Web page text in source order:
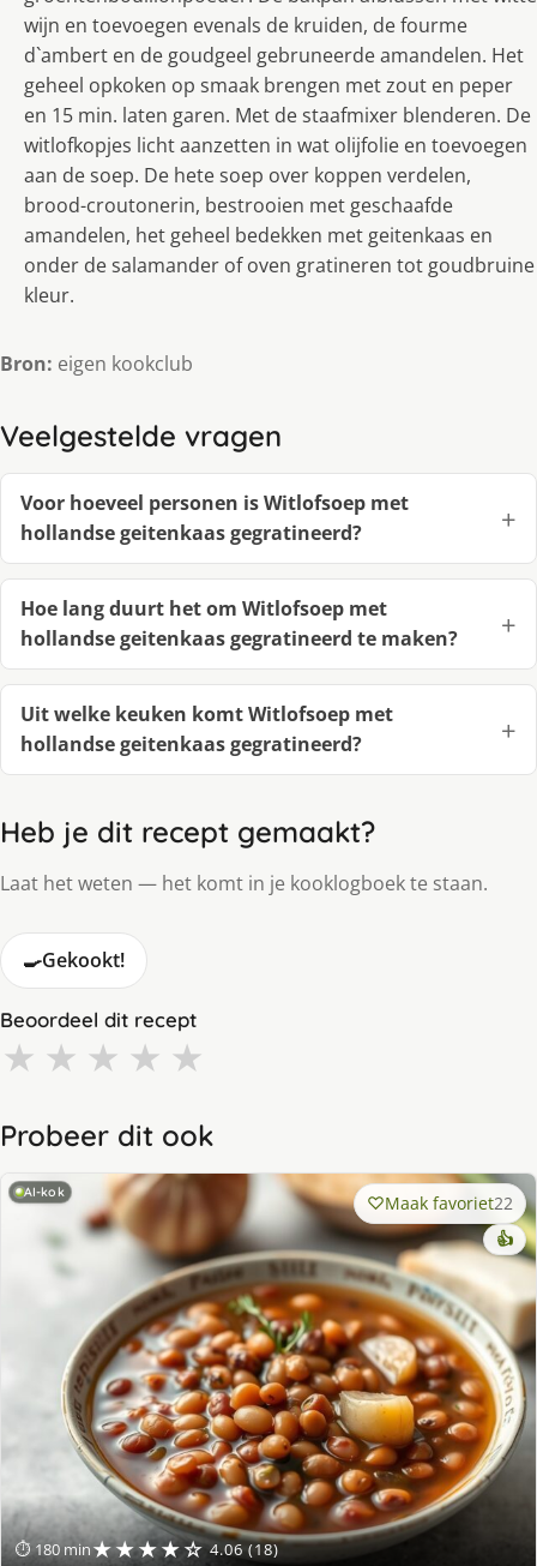
wijn en toevoegen evenals de kruiden, de fourme
d`ambert en de goudgeel gebruneerde amandelen. Het
geheel opkoken op smaak brengen met zout en peper
en 15 min. laten garen. Met de staafmixer blenderen. De
witlofkopjes licht aanzetten in wat olijfolie en toevoegen
aan de soep. De hete soep over koppen verdelen,
brood-croutonerin, bestrooien met geschaafde
amandelen, het geheel bedekken met geitenkaas en
onder de salamander of oven gratineren tot goudbruine
kleur.
Bron: eigen kookclub
Veelgestelde vragen
Voor hoeveel personen is Witlofsoep met
hollandse geitenkaas gegratineerd?
Hoe lang duurt het om Witlofsoep met
hollandse geitenkaas gegratineerd te maken?
Uit welke keuken komt Witlofsoep met
hollandse geitenkaas gegratineerd?
Heb je dit recept gemaakt?
Laat het weten — het komt in je kooklogboek te staan.
🍳Gekookt!
Beoordeel dit recept
★ ★ ★ ★ ★
Probeer dit ook
AI-kok
⏱ 180 min★★★★☆ 4.06 (18)
Maak favoriet22
👍